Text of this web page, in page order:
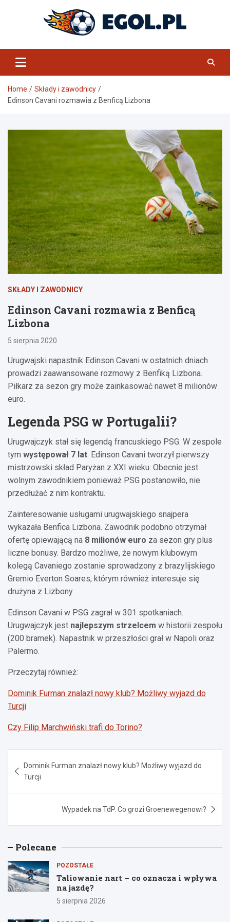
eGol.pl
Home
Składy i zawodnicy
Edinson Cavani rozmawia z Benficą Lizbona
SKŁADY I ZAWODNICY
Edinson Cavani rozmawia z Benficą
Lizbona
5 sierpnia 2020
Urugwajski napastnik Edinson Cavani w ostatnich dniach
prowadzi zaawansowane rozmowy z Benfiką Lizbona.
Piłkarz za sezon gry może zainkasować nawet 8 milionów
euro.
Legenda PSG w Portugalii?
Urugwajczyk stał się legendą francuskiego PSG. W zespole
tym występował 7 lat. Edinson Cavani tworzył pierwszy
mistrzowski skład Paryżan z XXI wieku. Obecnie jest
wolnym zawodnikiem ponieważ PSG postanowiło, nie
przedłużać z nim kontraktu.
Zainteresowanie usługami urugwajskiego snajpera
wykazała Benfica Lizbona. Zawodnik podobno otrzymał
ofertę opiewającą na 8 milionów euro za sezon gry plus
liczne bonusy. Bardzo możliwe, że nowym klubowym
kolegą Cavaniego zostanie sprowadzony z brazylijskiego
Gremio Everton Soares, którym również interesuje się
drużyna z Lizbony.
Edinson Cavani w PSG zagrał w 301 spotkaniach.
Urugwajczyk jest najlepszym strzelcem w historii zespołu
(200 bramek). Napastnik w przeszłości grał w Napoli oraz
Palermo.
Przeczytaj również:
Dominik Furman znalazł nowy klub? Możliwy wyjazd do
Turcji
Czy Filip Marchwiński trafi do Torino?
wpisu
Dominik Furman znalazł nowy klub? Możliwy wyjazd do
Turcji
Wypadek na TdP. Co grozi Groenewegenowi?
Polecane
POZOSTAŁE
Taliowanie nart – co oznacza i wpływa
na jazdę?
5 sierpnia 2026